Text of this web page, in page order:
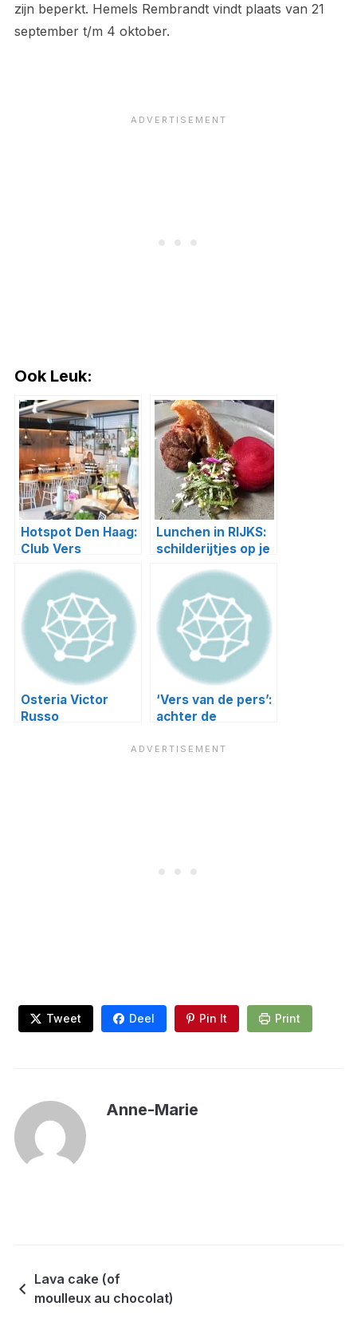
zijn beperkt. Hemels Rembrandt vindt plaats van 21
september t/m 4 oktober.
Ook Leuk:
Hotspot Den Haag:
Club Vers
Lunchen in RIJKS:
schilderijtjes op je
Osteria Victor
Russo
‘Vers van de pers’:
achter de
Vapiano
Tweet Deel Pin It Print
Anne-Marie
Lava cake (of
moulleux au chocolat)